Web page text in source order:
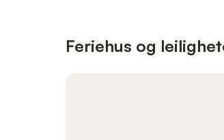
Feriehus og